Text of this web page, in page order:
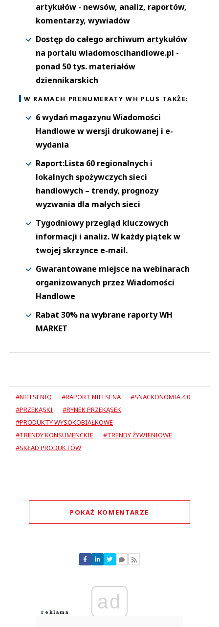
artykułów - newsów, analiz, raportów,
komentarzy, wywiadów
Dostęp do całego archiwum artykułów
na portalu wiadomoscihandlowe.pl -
ponad 50 tys. materiałów
dziennikarskich
W RAMACH PRENUMERATY WH PLUS TAKŻE:
6 wydań magazynu Wiadomości
Handlowe w wersji drukowanej i e-
wydania
Raport:Lista 60 regionalnych i
lokalnych spożywczych sieci
handlowych – trendy, prognozy
wyzwania dla małych sieci
Tygodniowy przegląd kluczowych
informacji i analiz. W każdy piątek w
twojej skrzynce e-mail.
Gwarantowane miejsce na webinarach
organizowanych przez Wiadomości
Handlowe
Rabat 30% na wybrane raporty WH
MARKET
#NIELSENIQ #RAPORT NIELSENA
#SNACKONOMIA 4.0
#PRZEKĄSKI
#RYNEK PRZEKĄSEK
#PRODUKTY WYSOKOBIAŁKOWE
#TRENDY KONSUMENCKIE
#TRENDY ŻYWIENIOWE
#SKŁAD PRODUKTÓW
POKAŻ KOMENTARZE
nieszczelne_jelito
24.07.2026 / 15:06
ad